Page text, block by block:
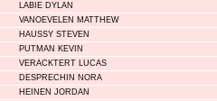
LABIE DYLAN
VANOEVELEN MATTHEW
HAUSSY STEVEN
PUTMAN KEVIN
VERACKTERT LUCAS
DESPRECHIN NORA
HEINEN JORDAN